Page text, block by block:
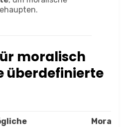
moralisch
überdefinierte